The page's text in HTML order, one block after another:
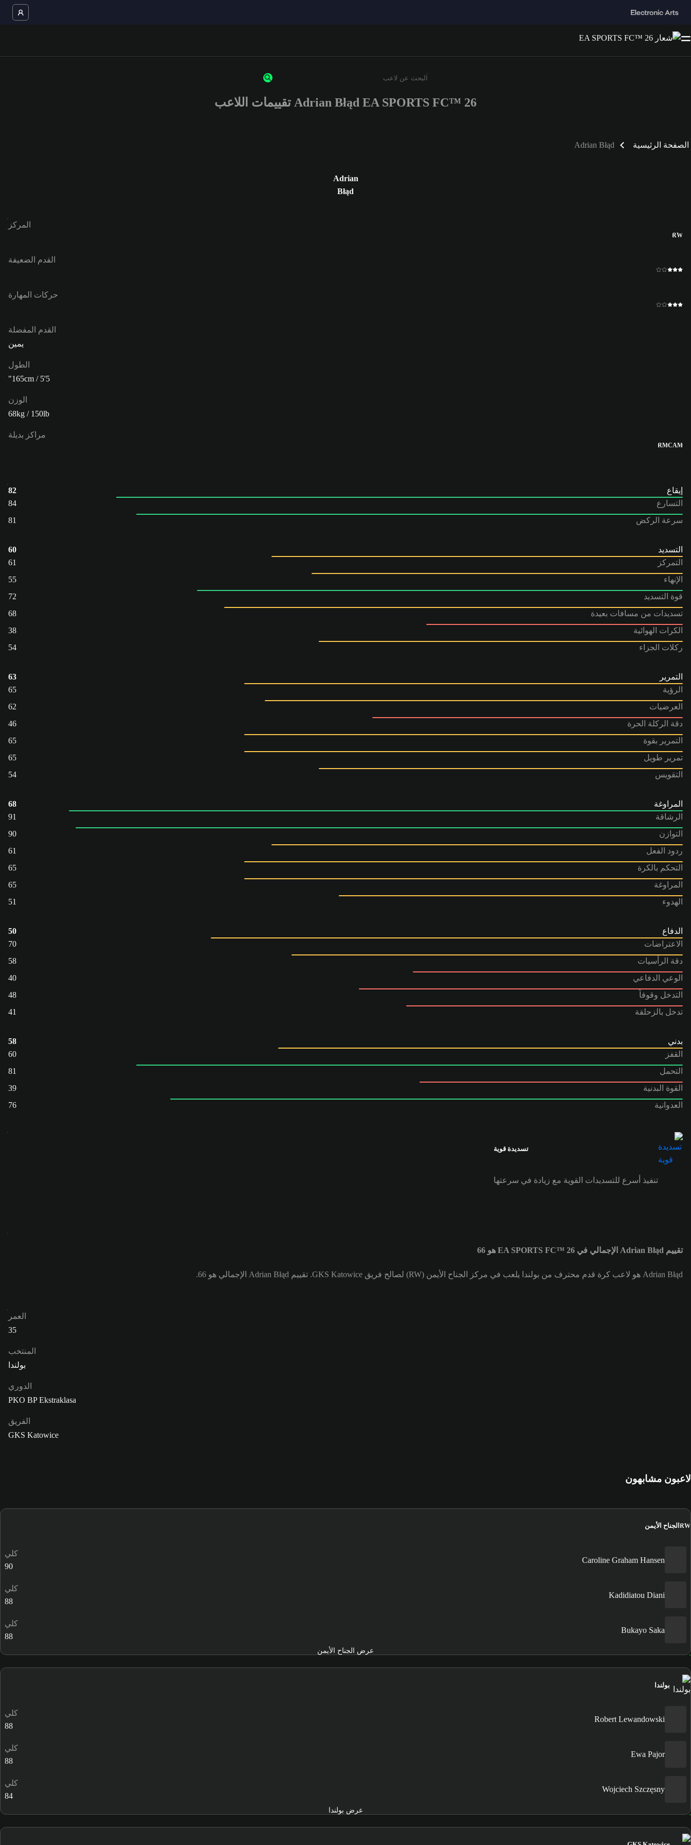
أدخل 3 أحرف أو أرقام على الأقل
Adrian Błąd EA SPORTS FC™ 26 تقييمات اللاعب
الصفحة الرئيسية Adrian Błąd
Adrian
Błąd
المركز
RW
القدم الضعيفة
حركات المهارة
القدم المفضلة
يمين
الطول
165cm / 5'5"
الوزن
68kg / 150lb
مراكز بديلة
CAM
RM
إيقاع
82
التسارع
84
سرعة الركض
81
التسديد
60
التمركز
61
الإنهاء
55
قوة التسديد
72
تسديدات من مسافات بعيدة
68
الكرات الهوائية
38
ركلات الجزاء
54
التمرير
63
الرؤية
65
العرضيات
62
دقة الركلة الحرة
46
التمرير بقوة
65
تمرير طويل
65
التقويس
54
المراوغة
68
الرشاقة
91
التوازن
90
ردود الفعل
61
التحكم بالكرة
65
المراوغة
65
الهدوء
51
الدفاع
50
الاعتراضات
70
دقة الرأسيات
58
الوعي الدفاعي
40
التدخل وقوفاً
48
تدخل بالزحلقة
41
بدني
58
القفز
60
التحمل
81
القوة البدنية
39
العدوانية
76
تسديدة قوية
تنفيذ أسرع للتسديدات القوية مع زيادة في سرعتها
تقييم Adrian Błąd الإجمالي في EA SPORTS FC™ 26 هو 66
Adrian Błąd هو لاعب كرة قدم محترف من بولندا يلعب في مركز الجناح الأيمن (RW) لصالح فريق GKS Katowice. تقييم Adrian Błąd الإجمالي هو 66.
العمر
35
المنتخب
بولندا
الدوري
PKO BP Ekstraklasa
الفريق
GKS Katowice
لاعبون مشابهون
RW الجناح الأيمن
Caroline Graham Hansen
كلي
90
Kadidiatou Diani
كلي
88
Bukayo Saka
كلي
88
عرض الجناح الأيمن
بولندا
Robert Lewandowski
كلي
88
Ewa Pajor
كلي
88
Wojciech Szczęsny
كلي
84
عرض بولندا